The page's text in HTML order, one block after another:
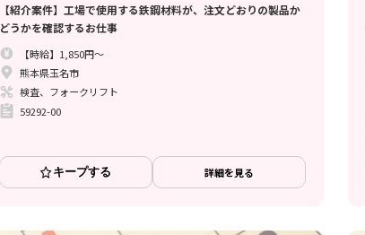
【紹介案件】工場で使用する鉄鋼材料が、注文どおりの製品か
どうかを確認するお仕事
【時給】1,850円～
熊本県玉名市
検査、フォークリフト
59292-00
キープする 詳細を見る